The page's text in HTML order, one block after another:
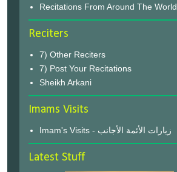
Recitations From Around The World
Reciters
7) Other Reciters
7) Post Your Recitations
Sheikh Arkani
Imams Visits
Imam's Visits - زيارات الأئمة الأجانب
Latest Stuff